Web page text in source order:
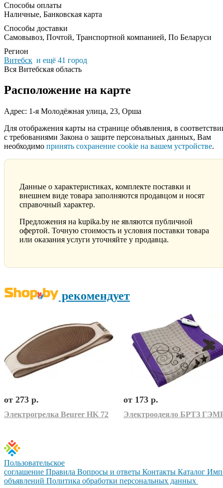
Способы оплаты
Наличные, Банковская карта
Способы доставки
Самовывоз, Почтой, Транспортной компанией, По Беларуси
Регион
Витебск и ещё 41 город
Вся Витебская область
Расположение на карте
Адрес: 1-я Молодёжная улица, 23, Орша
Для отображения карты на странице объявления, в
с требованиями Закона о защите персональных данных, Вам
необходимо принять сохранение cookie на вашем устройстве.
Данные о характеристиках, комплекте поставки и
внешнем виде товара заполняются продавцом и носят
справочный характер.
Предложения на kupika.by не являются публичной
офертой. Точную стоимость и условия поставки товара
или оказания услуги уточняйте у продавца.
рекомендует
от 273 р.
Электрогрелка Beurer HK 72
от 173 р.
Пользовательское
соглашение Правила Вопросы и ответы Контакты Каталог
объявлений Политика обработки персональных данных